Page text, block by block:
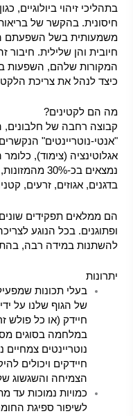
בתהליכי זיהוי ביולוגיים,
חיסונית. בהקשר של
משמעותית בשל השפעתם
חיובית והן שלילית.
המקורות שלהם, השפעות
כיצד לנהל את צריכת
מה הם לקטינים?
קבוצה רחבה של חלבונים,
"אנטי-נוטריינטים"
אגלוטינציה (צימוד),
נמצאים בכ-
בדגנים, אגוזים, זרעים,
הם ממלאים תפקידים
ופתוגנים. בכל הנוגע
להשתנות במידה רבה,
יתרונות
בעלי תכונות
של הגוף שלנו על
חיידק (או כל פולש
במלחמה בסוגים
נוטריינטים
חיידקים ויכולים
הצמיחה והשגשוג
כמויות נמוכות עד
לשיפור ספיגת